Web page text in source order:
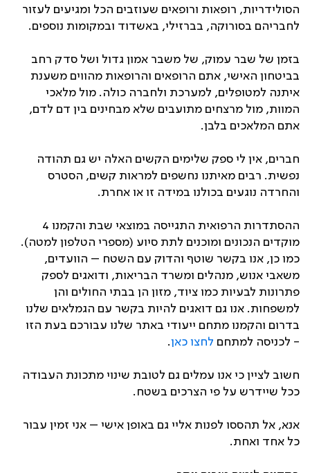
הסולידריות, רופאות ורופאים שעוזבים הכל ומגיעים לעזור
לחבריהם בסורוקה, בברזילי, באשדוד ובמקומות נוספים.
בזמן של שבר עמוק, של משבר אמון גדול ושל סדק רחב
בביטחון האישי, אתם הרופאים והרופאות מהווים משענת
איתנה למטופלים, למערכת ולחברה כולה. מול מלאכי
המוות, מול מרצחים מתועבים שלא מבחינים בין דם לדם,
אתם המלאכים בלבן.
חברים, אין לי ספק שלימים הקשים האלה יש גם תהודה
נפשית. רבים מאיתנו נחשפים למראות קשים, הסטרס
והחרדה נוגעים בכולנו במידה זו או אחרת.
ההסתדרות הרפואית התגייסה במוצאי שבת והקמנו 4
מוקדים הנכונים ומוכנים לתת סיוע (מספרי הטלפון למטה).
כמו כן, אנו בקשר שוטף והדוק עם השטח – הוועדים,
משאבי אנוש, מנהלים ומשרד הבריאות, ודואגים לספק
פתרונות לבעיות כמו ציוד, מזון הן בבתי החולים והן
למשפחות. אנו גם דואגים להיות בקשר עם הגמלאים שלנו
בדרום והקמנו מתחם ייעודי באתר שלנו עבורכם בעת הזו
- לכניסה למתחם לחצו כאן.
חשוב לציין כי אנו עמלים גם לטובת שינוי מתכונת העבודה
ככל שיידרש על פי הצרכים בשטח.
אנא, אל תהססו לפנות אליי גם באופן אישי – אני זמין עבור
כל אחד ואחת.